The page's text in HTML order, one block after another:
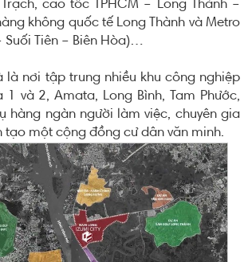
Trạch, cao tốc TPHCM – Long Thành –
không quốc tế Long Thành và Metro
Suối Tiên – Biên Hòa)…
là nơi tập trung nhiều khu công nghiệp
1 và 2, Amata, Long Bình, Tam Phước,
hàng ngàn người làm việc, chuyên gia
tạo một cộng đồng cư dân văn minh.